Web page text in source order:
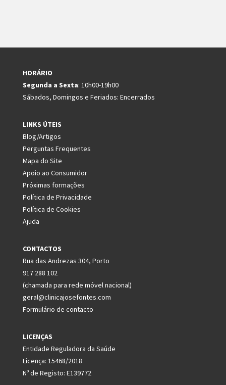
HORÁRIO
Segunda a Sexta: 10h00-19h00
Sábados, Domingos e Feriados: Encerrados
LINKS ÚTEIS
Blog/Artigos
Perguntas Frequentes
Mapa do Site
Apoio ao Consumidor
Próximas formações
Política de Privacidade
Política de Cookies
Ajuda
CONTACTOS
Rua das Andrezas 304, Porto
917 288 102
(chamada para rede móvel nacional)
geral@clinicajosefontes.com
Formulário de contacto
LICENÇAS
Entidade Reguladora da Saúde
Licença: 15468/2018
Nº de Registo: E139772